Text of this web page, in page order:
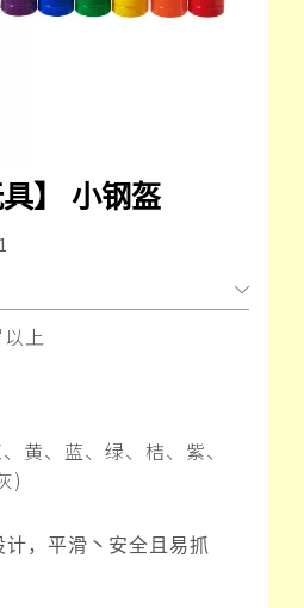
具】 小钢盔
上
黄、蓝、绿、桔、紫、
)
，平滑丶安全且易抓